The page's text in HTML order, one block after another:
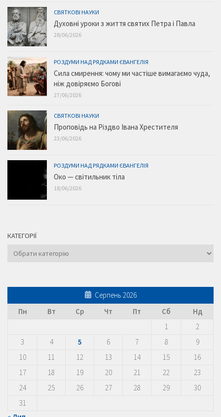
СВЯТКОВІ НАУКИ
Духовні уроки з життя святих Петра і Павла
28/06/2026
РОЗДУМИ НАД РЯДКАМИ ЄВАНГЕЛІЯ
Сила смирення: чому ми частіше вимагаємо чуда,
ніж довіряємо Богові
27/06/2026
СВЯТКОВІ НАУКИ
Проповідь на Різдво Івана Хрестителя
23/06/2026
РОЗДУМИ НАД РЯДКАМИ ЄВАНГЕЛІЯ
Око — світильник тіла
18/06/2026
КАТЕГОРІЇ
Категорії
Серпень 2026
Пн
Вт Ср Чт Пт Сб
Нд
1
2
3
4 5 6 7 8
9
10
11 12 13 14 15
16
17
18 19 20 21 22
23
24
25 26 27 28 29
30
31